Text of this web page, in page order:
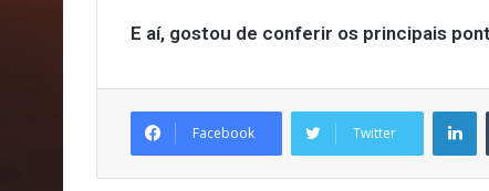
E aí, gostou de conferir os principais
Facebook Twitter